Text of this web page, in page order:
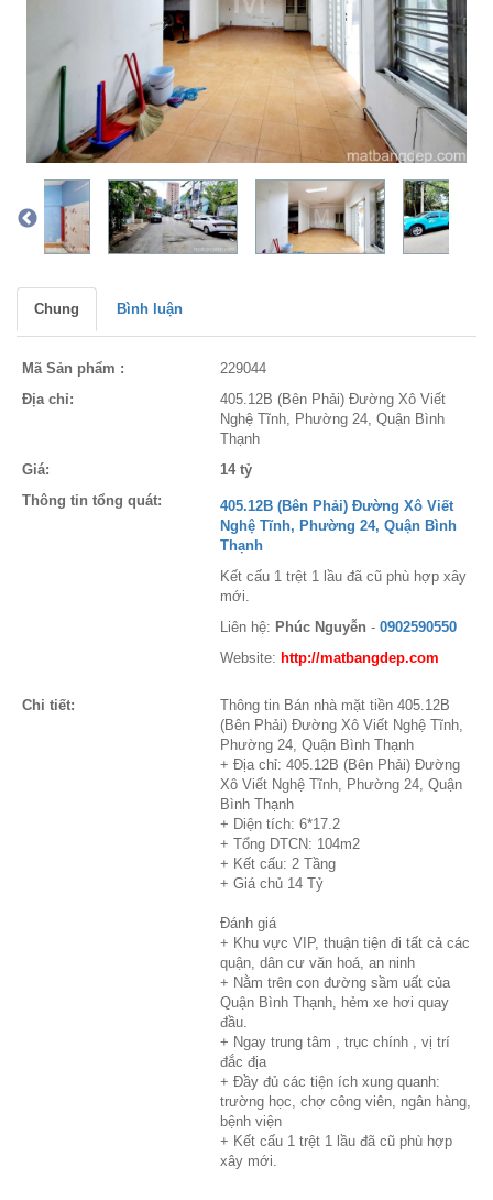
Chung Bình luận
Mã Sản phẩm :
229044
Địa chỉ:
405.12B (Bên Phải) Đường Xô Viết
Nghệ Tĩnh, Phường 24, Quận Bình
Thạnh
Giá:
14 tỷ
Thông tin tổng quát:
405.12B (Bên Phải) Đường Xô Viết
Nghệ Tĩnh, Phường 24, Quận Bình
Thạnh
Kết cấu 1 trệt 1 lầu đã cũ phù hợp xây
mới.
Liên hệ: Phúc Nguyễn - 0902590550
Website: http://matbangdep.com
Chi tiết:
Thông tin Bán nhà mặt tiền 405.12B
(Bên Phải) Đường Xô Viết Nghệ Tĩnh,
Phường 24, Quận Bình Thạnh
+ Địa chỉ: 405.12B (Bên Phải) Đường
Xô Viết Nghệ Tĩnh, Phường 24, Quận
Bình Thạnh
+ Diện tích: 6*17.2
+ Tổng DTCN: 104m2
+ Kết cấu: 2 Tầng
+ Giá chủ 14 Tỷ
Đánh giá
+ Khu vực VIP, thuận tiện đi tất cả các
quận, dân cư văn hoá, an ninh
+ Nằm trên con đường sầm uất của
Quận Bình Thạnh, hẻm xe hơi quay
đầu.
+ Ngay trung tâm , trục chính , vị trí
đắc địa
+ Đầy đủ các tiện ích xung quanh:
trường học, chợ công viên, ngân hàng,
bệnh viện
+ Kết cấu 1 trệt 1 lầu đã cũ phù hợp
xây mới.